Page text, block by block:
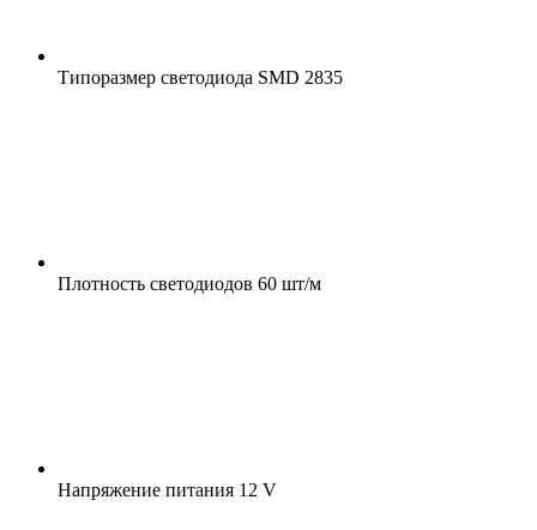
Типоразмер светодиода SMD 2835
Плотность светодиодов 60 шт/м
Напряжение питания 12 V